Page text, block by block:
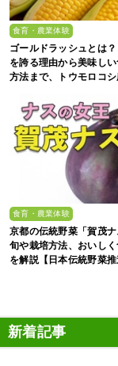
食育・農業体験
ゴールドラッシュとは
を誇る理由から美味し
方法まで、トウモロコ
食育・農業体験
京都の伝統野菜「賀茂
旬や栽培方法、おいし
を解説【日本伝統野菜推
新着記事